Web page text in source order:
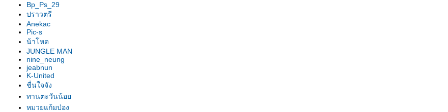
รองเท้านารี เหลืองปราจีน "
มิตรภาพ "
รองเท้านารีลูกผสม3สา
รองเท้านารี เหลืองปราจีน"อัญชลี"
รองเท้านารี เหลืองปราจีน "กลมบ็
อก"
รองเท้านารี เหลืองปราจีน "สุธี
วรรณ"
รองเท้านารี เหลืองปราจีน "สาธิต"
รองเท้านารี เหลืองปราจีน
Bp_Ps_29
ปราวตรี
Anekac
Pic-s
น้าโหด
JUNGLE MAN
nine_neung
jeabnun
K-United
ชื่นใจจัง
ทานตะวันน้อ
หมวยแก้มป่อง